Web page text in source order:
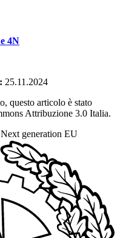
4N
25.11.2024
questo articolo è stato
Attribuzione 3.0 Italia.